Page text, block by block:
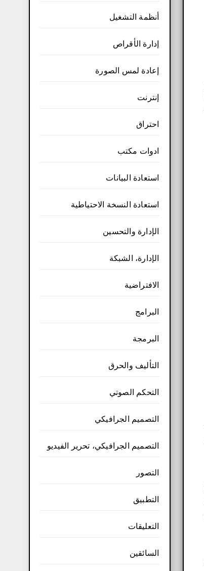
أنظمة التشغيل
إدارة الأقراص
إعادة لمس الصورة
إنترنت
احتراق
ادوات مكتب
استعادة البيانات
استعادة النسخة الاحتياطية
الإدارة والتحسين
الإدارة، الشبكة
الافتراضية
البرامج
البرمجة
التأليف والحرق
التحكم الصوتي
التصميم الجرافيكي
التصميم الجرافيكي، تحرير الفيديو
التصور
التطبيق
التعليقات
السائقين